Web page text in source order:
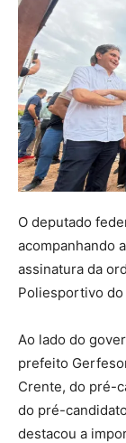
O deputado
acompanhando
assinatura da
Poliesportivo
Ao lado do
prefeito
Crente, do pré-
do pré-
destacou a